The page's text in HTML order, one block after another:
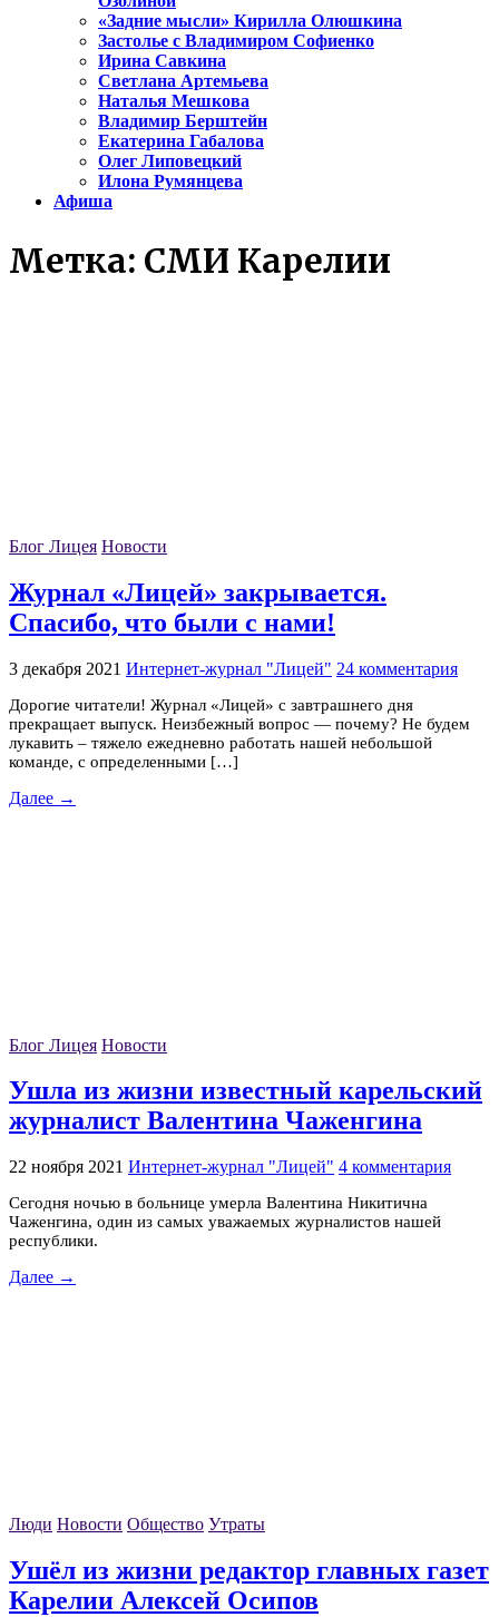
«Задние мысли» Кирилла Олюшкина
Застолье с Владимиром Софиенко
Ирина Савкина
Светлана Артемьева
Наталья Мешкова
Владимир Берштейн
Екатерина Габалова
Олег Липовецкий
Илона Румянцева
Афиша
Метка: СМИ Карелии
Блог Лицея Новости
Журнал «Лицей» закрывается.
Спасибо, что были с нами!
3 декабря 2021 Интернет-журнал "Лицей" 24 комментария
Дорогие читатели! Журнал «Лицей» с завтрашнего дня
прекращает выпуск. Неизбежный вопрос — почему? Не будем
лукавить – тяжело ежедневно работать нашей небольшой
команде, с определенными […]
Далее →
Блог Лицея Новости
Ушла из жизни известный карельский
журналист Валентина Чаженгина
22 ноября 2021 Интернет-журнал "Лицей" 4 комментария
Сегодня ночью в больнице умерла Валентина Никитична
Чаженгина, один из самых уважаемых журналистов нашей
республики.
Далее →
Люди Новости Общество Утраты
Ушёл из жизни редактор главных газет
Карелии Алексей Осипов